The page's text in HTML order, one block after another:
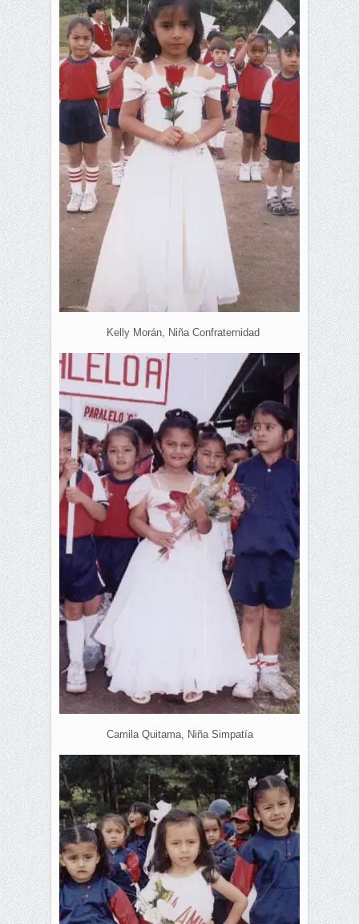
Kelly Morán, Niña Confraternidad
Camila Quitama, Niña Simpatía